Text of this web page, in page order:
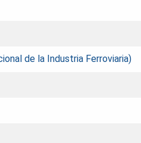
de la Industria Ferroviaria)